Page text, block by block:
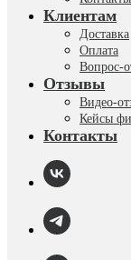
Клиентам
Доставка
Оплата
Вопрос-
Отзывы
Видео-
Кейсы
Контакты